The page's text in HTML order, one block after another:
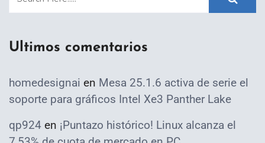
Ultimos comentarios
homedesignai en Mesa 25.1.6 activa de serie el
soporte para gráficos Intel Xe3 Panther Lake
qp924 en ¡Puntazo histórico! Linux alcanza el